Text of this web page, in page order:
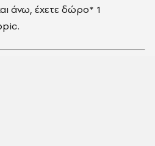
άνω, έχετε δώρο* 1